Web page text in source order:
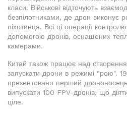
класи. Військові відточують
безпілотниками, де дрон виконує
піхотинця. Всі ці операції
допомогою дронів, оснащених
камерами.
Китай також працює над
запускати дрони в режимі "рою".
презентовано перший
випускати 100 FPV-дронів, що
ціле.